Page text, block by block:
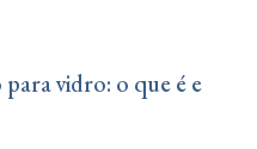
vidro: o que é e